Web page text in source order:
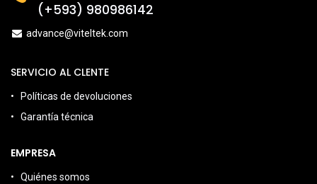
(+593) 980986142
advance@viteltek.com
SERVICIO AL CLENTE
Políticas de devoluciones
Garantía técnica
EMPRESA
Quiénes somos